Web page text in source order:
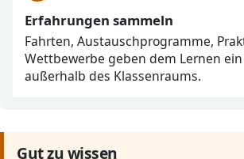
Erfahrungen sammeln
Fahrten, Austauschprogramme,
Wettbewerbe geben dem Lernen ein
außerhalb des Klassenraums.
Gut zu wissen